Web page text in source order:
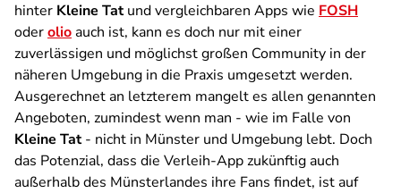
hinter Kleine Tatund vergleichbaren Apps wie FOSH
oderolioauch ist, kann es doch nur mit einer
zuverlässigen und möglichst großen Community in der
näheren Umgebung in die Praxis umgesetzt werden.
Ausgerechnet an letzterem mangelt es allen genannten
Angeboten, zumindest wenn man - wie im Falle von
Kleine Tat- nicht in Münster und Umgebung lebt. Doch
das Potenzial, dass die Verleih-App zukünftig auch
außerhalb des Münsterlandes ihre Fans findet, ist auf